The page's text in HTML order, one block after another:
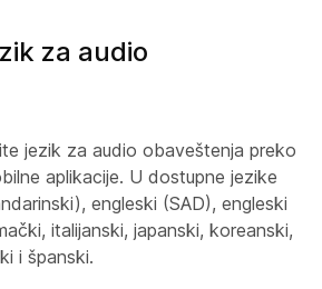
za audio
jezik za audio obaveštenja preko
aplikacije. U dostupne jezike
engleski (SAD), engleski
italijanski, japanski, koreanski,
i španski.